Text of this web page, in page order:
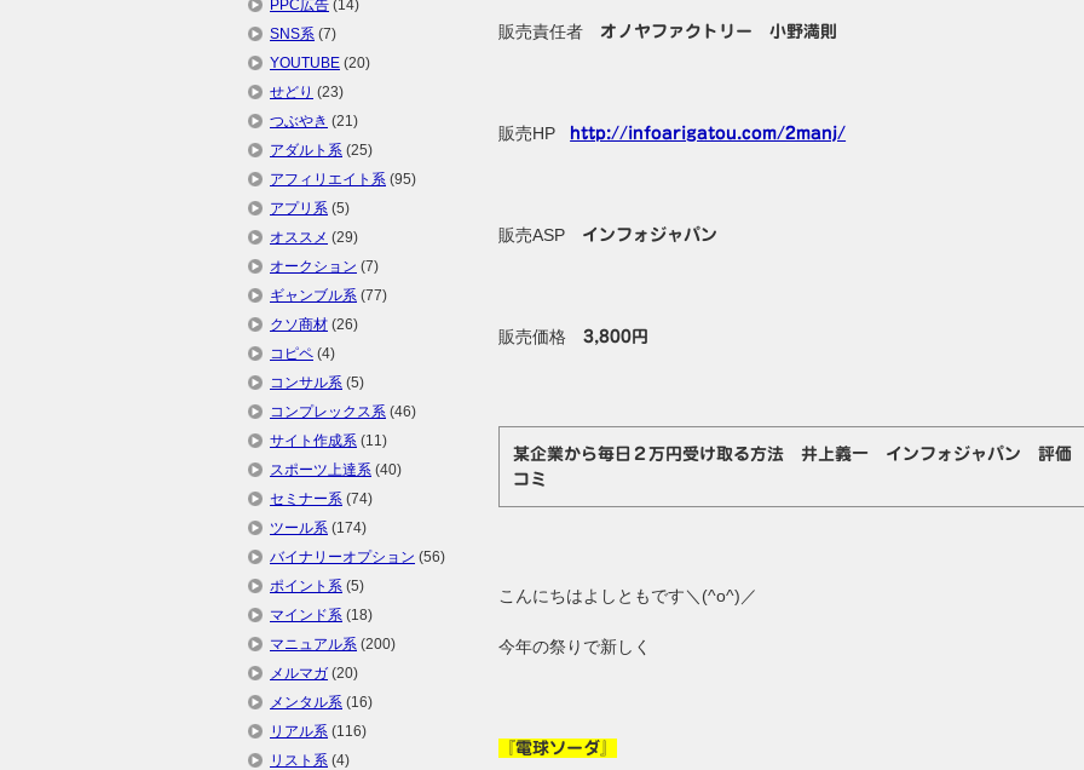
販売責任者 オノヤファクトリー 小野満則
販売HP http://infoarigatou.com/2manj/
販売ASP インフォジャパン
販売価格3,800円
某企業から毎日２万円受け取る方法 井上義一 インフォジャパン 評
コミ
こんにちはよしともです＼(^o^)／
今年の祭りで新しく
『電球ソーダ』
PPC広告 (14)
SNS系 (7)
YOUTUBE (20)
せどり (23)
つぶやき (21)
アダルト系 (25)
アフィリエイト系 (95)
アプリ系 (5)
オススメ (29)
オークション (7)
ギャンブル系 (77)
クソ商材 (26)
コピペ (4)
コンサル系 (5)
コンプレックス系 (46)
サイト作成系 (11)
スポーツ上達系 (40)
セミナー系 (74)
ツール系 (174)
バイナリーオプション (56)
ポイント系 (5)
マインド系 (18)
マニュアル系 (200)
メルマガ (20)
メンタル系 (16)
リアル系 (116)
リスト系 (4)